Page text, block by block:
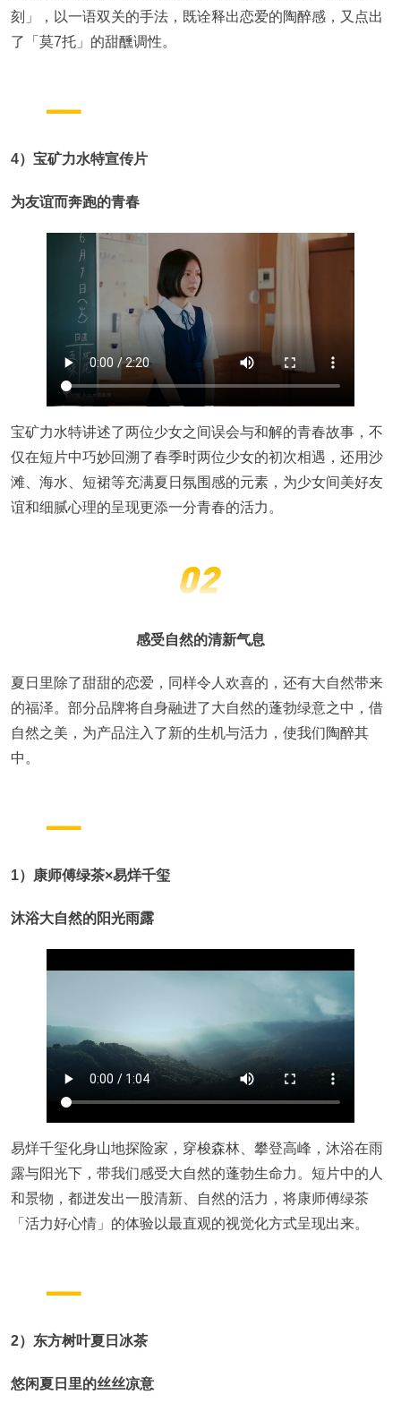
刻」，以一语双关的手法，既诠释出恋爱的陶醉感，又点出
了「莫7托」的甜醺调性。
4）宝矿力水特宣传片
为友谊而奔跑的青春
宝矿力水特讲述了两位少女之间误会与和解的青春故事，不
仅在短片中巧妙回溯了春季时两位少女的初次相遇，还用沙
滩、海水、短裙等充满夏日氛围感的元素，为少女间美好友
谊和细腻心理的呈现更添一分青春的活力。
感受自然的清新气息
夏日里除了甜甜的恋爱，同样令人欢喜的，还有大自然带来
的福泽。部分品牌将自身融进了大自然的蓬勃绿意之中，借
自然之美，为产品注入了新的生机与活力，使我们陶醉其
中。
1）康师傅绿茶×易烊千玺
沐浴大自然的阳光雨露
易烊千玺化身山地探险家，穿梭森林、攀登高峰，沐浴在雨
露与阳光下，带我们感受大自然的蓬勃生命力。短片中的人
和景物，都迸发出一股清新、自然的活力，将康师傅绿茶
「活力好心情」的体验以最直观的视觉化方式呈现出来。
2）东方树叶夏日冰茶
悠闲夏日里的丝丝凉意